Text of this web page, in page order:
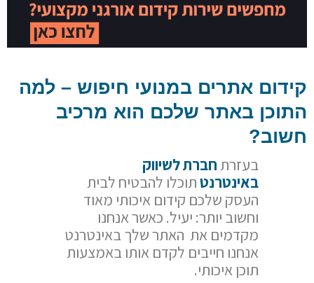
קידום אתרים במנועי חיפוש – למה
התוכן באתר שלכם הוא מרכיב
חשוב?
בעזרתחברת לשיווק
באינטרנטתוכלו להבטיח לבית
העסק שלכם קידום איכותי מאוד
וחשוב יותר: יעיל. כאשר אנחנו
מקדמים את האתר שלך באינטרנט
אנחנו חייבים לקדם אותו באמצעות
תוכן איכותי.